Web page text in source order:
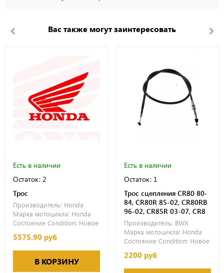
Вас также могут заинтересовать
Есть в наличии
Остаток: 2
Трос
Производитель: Honda
Марка мотоцикла: Honda
Состояние Condition: Новое
5575.90 руб
В КОРЗИНУ
Есть в наличии
Остаток: 1
Трос сцепления CR80 80-
84, CR80R 85-02, CR80RB
96-02, CR85R 03-07, CR8
Производитель: BWX
Марка мотоцикла: Honda
Состояние Condition: Новое
2200 руб